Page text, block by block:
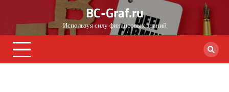
content
BC-Graf.ru
Используя силу финансовых знаний